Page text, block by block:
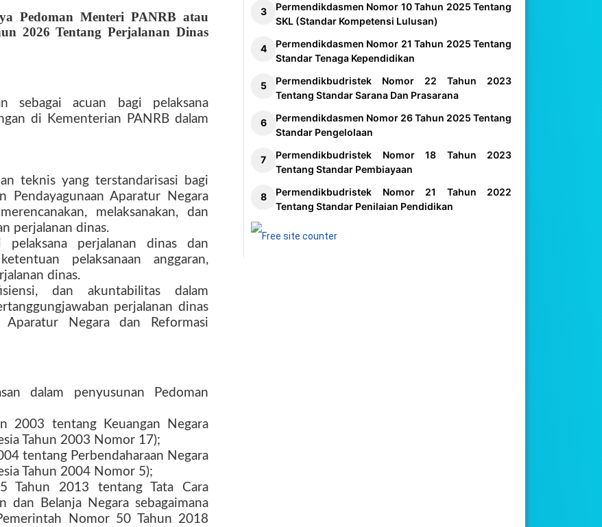
Pedoman Menteri PANRB atau
2026 Tentang Perjalanan Dinas
sebagai acuan bagi pelaksana
di Kementerian PANRB dalam
teknis yang terstandarisasi bagi
Aparatur Negara
melaksanakan, dan
perjalanan dinas.
pelaksana perjalanan dinas dan
pelaksanaan anggaran,
dinas.
dan akuntabilitas dalam
perjalanan dinas
Aparatur Negara dan Reformasi
dalam penyusunan Pedoman
2003 tentang Keuangan Negara
Tahun 2003 Nomor 17);
tentang Perbendaharaan Negara
Tahun 2004 Nomor 5);
Tahun 2013 tentang Tata Cara
dan Belanja Negara sebagaimana
Nomor 50 Tahun 2018
Permendikdasmen Nomor 10 Tahun 2025 Tentang
SKL (Standar Kompetensi Lulusan)
Permendikdasmen Nomor 21 Tahun 2025 Tentang
Standar Tenaga Kependidikan
Permendikbudristek Nomor 22 Tahun 2023
Tentang Standar Sarana Dan Prasarana
Permendikdasmen Nomor 26 Tahun 2025 Tentang
Standar Pengelolaan
Permendikbudristek Nomor 18 Tahun 2023
Tentang Standar Pembiayaan
Permendikbudristek Nomor 21 Tahun 2022
Tentang Standar Penilaian Pendidikan